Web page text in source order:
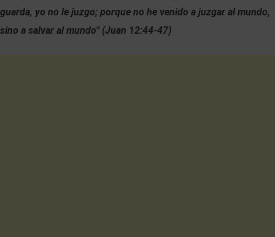
guarda, yo no le juzgo; porque no he venido a juzgar al mundo,
sino a salvar al mundo” (Juan 12:44-47)